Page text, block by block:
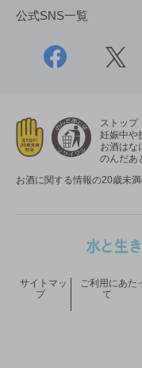
公式SNS一覧
ストップ
妊娠中や
お酒はな
のんだあ
お酒に関する情報の20歳未
サイトマッ
プ
ご利用にあた
て